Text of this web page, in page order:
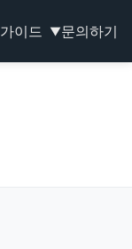
가이드 ▼문의하기